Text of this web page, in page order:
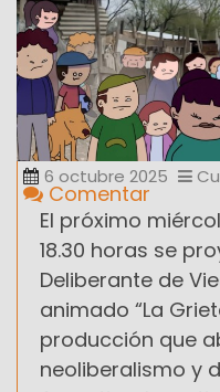
6 octubre 2025
Comentar
El próximo
18.30 horas se
Deliberante de
animado “La
producción que
neoliberalismo y